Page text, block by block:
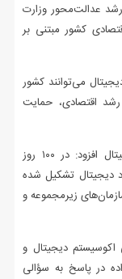
عدالت‌محور وزارت
کشور مبتنی بر
می‌توانند کشور
اقتصادی، حمایت
وی درباره برنامه‌های وزارت اقتصاد در حوزه دیجیتال افزود: در ۱۰۰ روز
دیجیتال تشکیل شده
زیرمجموعه و
اکوسیستم دیجیتال و
در پاسخ به سؤالی